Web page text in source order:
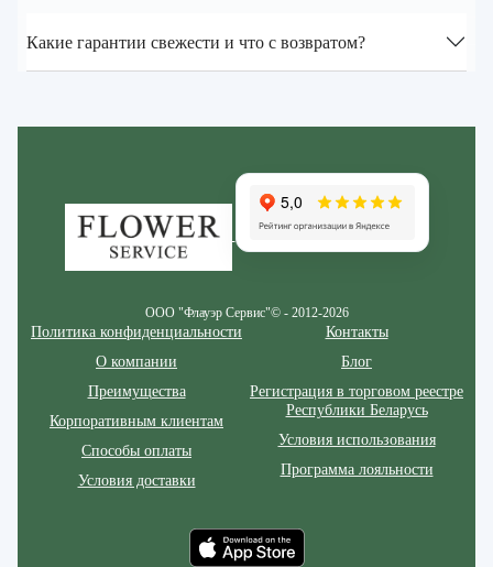
Какие гарантии свежести и что с возвратом?
ООО "Флауэр Сервис"© - 2012-2026
Политика конфиденциальности
О компании
Преимущества
Корпоративным клиентам
Способы оплаты
Условия доставки
Контакты
Блог
Регистрация в торговом реестре
Республики Беларусь
Условия использования
Программа лояльности